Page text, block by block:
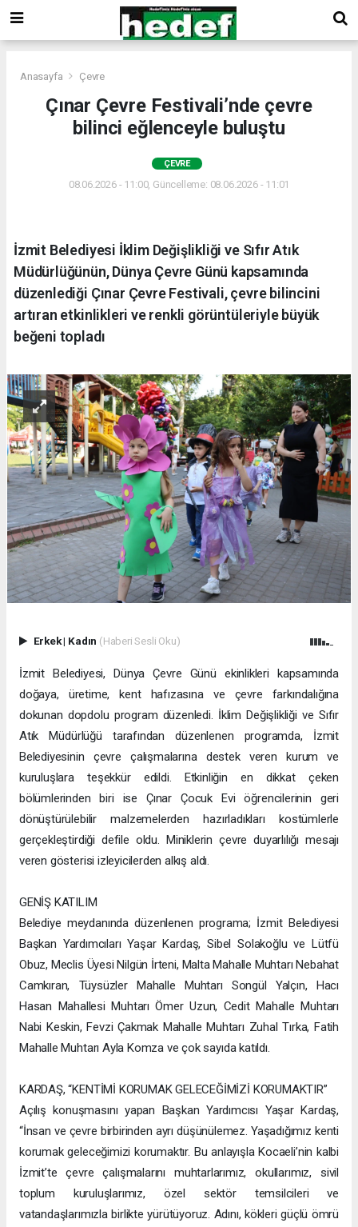
Anasayfa Çevre
Çınar Çevre Festivali’nde çevre
bilinci eğlenceyle buluştu
ÇEVRE
08.06.2026 - 11:00, Güncelleme: 08.06.2026 - 11:01
İzmit Belediyesi İklim Değişlikliği ve Sıfır Atık
Müdürlüğünün, Dünya Çevre Günü kapsamında
düzenlediği Çınar Çevre Festivali, çevre bilincini
artıran etkinlikleri ve renkli görüntüleriyle büyük
beğeni topladı
Erkek| Kadın (Haberi Sesli Oku)
İzmit Belediyesi, Dünya Çevre Günü ekinlikleri kapsamında
doğaya, üretime, kent hafızasına ve çevre farkındalığına
dokunan dopdolu program düzenledi. İklim Değişlikliği ve Sıfır
Atık Müdürlüğü tarafından düzenlenen programda, İzmit
Belediyesinin çevre çalışmalarına destek veren kurum ve
kuruluşlara teşekkür edildi. Etkinliğin en dikkat çeken
bölümlerinden biri ise Çınar Çocuk Evi öğrencilerinin geri
dönüştürülebilir malzemelerden hazırladıkları kostümlerle
gerçekleştirdiği defile oldu. Miniklerin çevre duyarlılığı mesajı
veren gösterisi izleyicilerden alkış aldı.
GENİŞ KATILIM
Belediye meydanında düzenlenen programa; İzmit Belediyesi
Başkan Yardımcıları Yaşar Kardaş, Sibel Solakoğlu ve Lütfü
Obuz, Meclis Üyesi Nilgün İrteni, Malta Mahalle Muhtarı Nebahat
Camkıran, Tüysüzler Mahalle Muhtarı Songül Yalçın, Hacı
Hasan Mahallesi Muhtarı Ömer Uzun, Cedit Mahalle Muhtarı
Nabi Keskin, Fevzi Çakmak Mahalle Muhtarı Zuhal Tırka, Fatih
Mahalle Muhtarı Ayla Komza ve çok sayıda katıldı.
KARDAŞ, “KENTİMİ KORUMAK GELECEĞİMİZİ KORUMAKTIR”
Açılış konuşmasını yapan Başkan Yardımcısı Yaşar Kardaş,
“İnsan ve çevre birbirinden ayrı düşünülemez. Yaşadığımız kenti
korumak geleceğimizi korumaktır. Bu anlayışla Kocaeli’nin kalbi
İzmit’te çevre çalışmalarını muhtarlarımız, okullarımız, sivil
toplum kuruluşlarımız, özel sektör temsilcileri ve
vatandaşlarımızla birlikte yürütüyoruz. Adını, kökleri güçlü ömrü